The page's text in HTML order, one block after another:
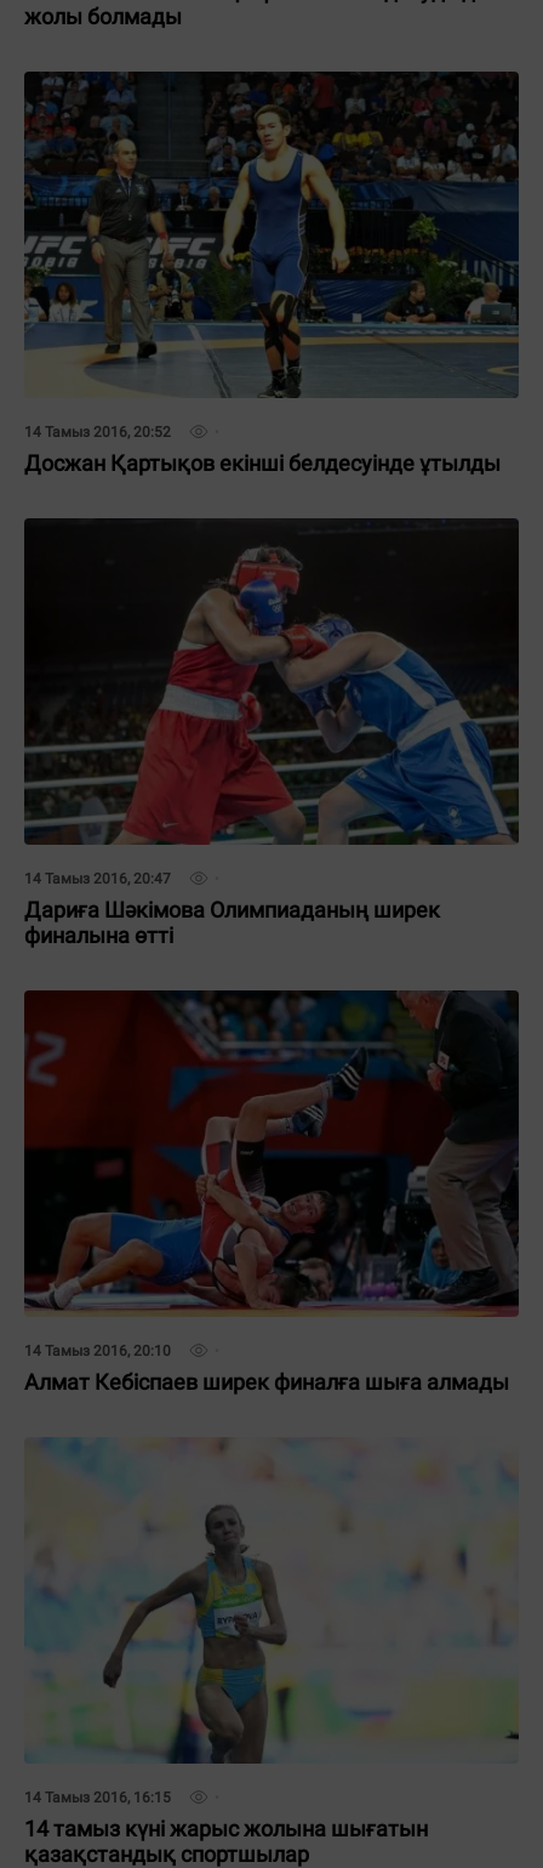
жолы болмады
14 Тамыз 2016, 20:52
Досжан Қартықов екінші белдесуінде ұтылды
14 Тамыз 2016, 20:47
Дариға Шәкімова Олимпиаданың ширек
финалына өтті
14 Тамыз 2016, 20:10
Алмат Кебіспаев ширек финалға шыға алмады
14 Тамыз 2016, 16:15
14 тамыз күні жарыс жолына шығатын
қазақстандық спортшылар